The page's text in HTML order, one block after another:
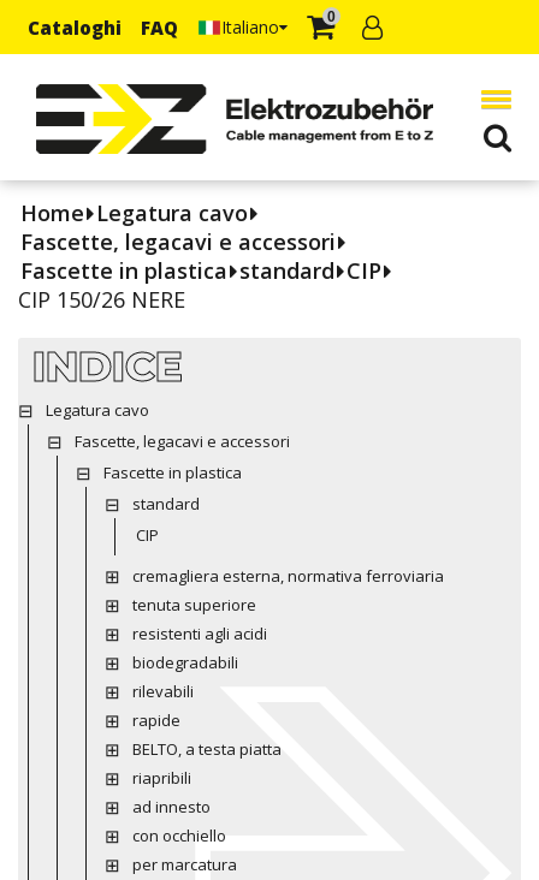
Cataloghi FAQ Italiano 0
Home Legatura cavo
Fascette, legacavi e accessori
Fascette in plastica standard CIP
CIP 150/26 NERE
INDICE
Legatura cavo
Fascette, legacavi e accessori
Fascette in plastica
standard
CIP
cremagliera esterna, normativa ferroviaria
tenuta superiore
resistenti agli acidi
biodegradabili
rilevabili
rapide
BELTO, a testa piatta
riapribili
ad innesto
con occhiello
per marcatura